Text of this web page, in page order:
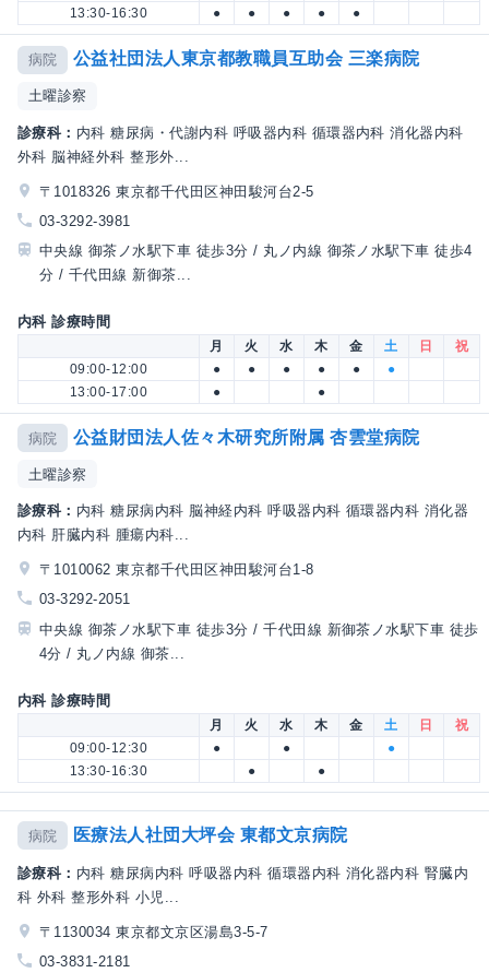
13:30-16:30
● ● ● ● ●
病院 公益社団法人東京都教職員互助会 三楽病院
土曜診察
診療科： 内科 糖尿病・代謝内科 呼吸器内科 循環器内科 消化器内科
外科 脳神経外科 整形外...
〒1018326 東京都千代田区神田駿河台2-5
03-3292-3981
中央線 御茶ノ水駅下車 徒歩3分 / 丸ノ内線 御茶ノ水駅下車 徒歩4
分 / 千代田線 新御茶...
内科 診療時間
月 火 水 木 金 土 日
祝
09:00-12:00
● ● ● ● ●
●
13:00-17:00
● ●
病院 公益財団法人佐々木研究所附属 杏雲堂病院
土曜診察
診療科： 内科 糖尿病内科 脳神経内科 呼吸器内科 循環器内科 消化器
内科 肝臓内科 腫瘍内科...
〒1010062 東京都千代田区神田駿河台1-8
03-3292-2051
中央線 御茶ノ水駅下車 徒歩3分 / 千代田線 新御茶ノ水駅下車 徒歩
4分 / 丸ノ内線 御茶...
内科 診療時間
月 火 水 木 金 土 日
祝
09:00-12:30
● ●
●
13:30-16:30
● ●
病院 医療法人社団大坪会 東都文京病院
診療科： 内科 糖尿病内科 呼吸器内科 循環器内科 消化器内科 腎臓内
科 外科 整形外科 小児...
〒1130034 東京都文京区湯島3-5-7
03-3831-2181